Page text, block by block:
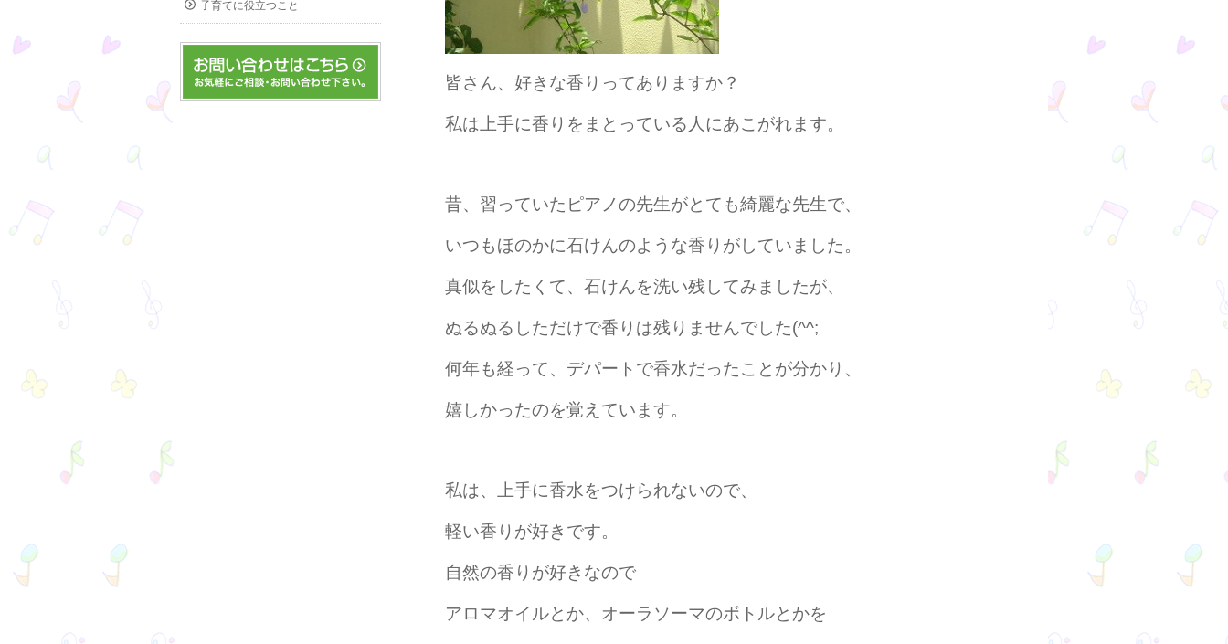
皆さん、好きな香りってありますか？
私は上手に香りをまとっている人にあこがれます。
昔、習っていたピアノの先生がとても綺麗な先生で、
いつもほのかに石けんのような香りがしていました。
真似をしたくて、石けんを洗い残してみましたが、
ぬるぬるしただけで香りは残りませんでした(^^;
何年も経って、デパートで香水だったことが分かり、
嬉しかったのを覚えています。
私は、上手に香水をつけられないので、
軽い香りが好きです。
自然の香りが好きなので
アロマオイルとか、オーラソーマのボトルとかを
子育てに役立つこと